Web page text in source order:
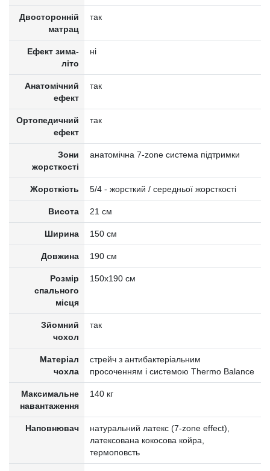
Двосторонній
матрац
так
Ефект зима-
літо
ні
Анатомічний
ефект
так
Ортопедичний
ефект
так
Зони
жорсткості
анатомічна 7-zone система підтримки
Жорсткість 5/4 - жорсткий / середньої жорсткості
Висота 21 см
Ширина 150 см
Довжина 190 см
Розмір
спального
місця
150x190 см
Зйомний
чохол
так
Матеріал
чохла
стрейч з антибактеріальним
просоченням і системою Thermo Balance
Максимальне
навантаження
140 кг
Наповнювач
натуральний латекс (7-zone effect),
латексована кокосова койра,
термоповсть